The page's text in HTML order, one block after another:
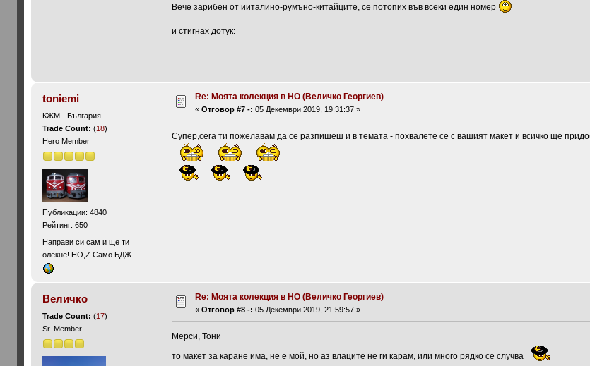
Вече зарибен от ииталино-румъно-китайците, се потопих във всеки един номер
и стигнах дотук:
toniemi
КЖМ - България
Trade Count: (18)
Hero Member
Публикации: 4840
Рейтинг: 650
Направи си сам и ще ти
олекне! HO,Z Само БДЖ
Re: Моята колекция в НО (Величко Георгиев)
« Отговор #7 -: 05 Декември 2019, 19:31:37 »
Супер,сега ти пожелавам да се разпишеш и в темата - похвалете се с вашият макет и всичко ще
Величко
Trade Count: (17)
Sr. Member
Re: Моята колекция в НО (Величко Георгиев)
« Отговор #8 -: 05 Декември 2019, 21:59:57 »
Мерси, Тони
то макет за каране има, не е мой, но аз влаците не ги карам, или много рядко се случва